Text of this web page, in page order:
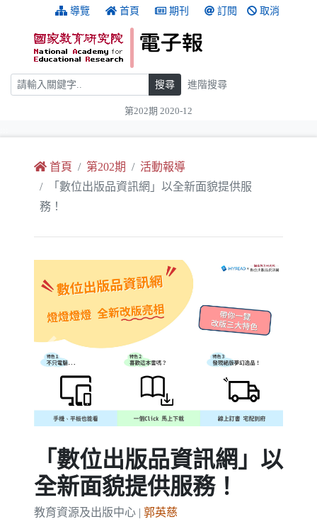
跳到主要內容 導覽 首頁 期刊 訂閱 取消
搜尋 搜尋 進階搜尋
第202期 2020-12
首頁 第202期
活動報導
「數位出版品資訊網」以全新面貌提供服
務！
Previous
「數位出版品資訊網」以
全新面貌提供服務！
教育資源及出版中心 | 郭英慈